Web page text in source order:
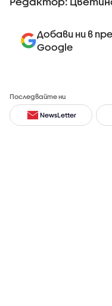
Добави ни в
Google
Последвайте ни
NewsLetter